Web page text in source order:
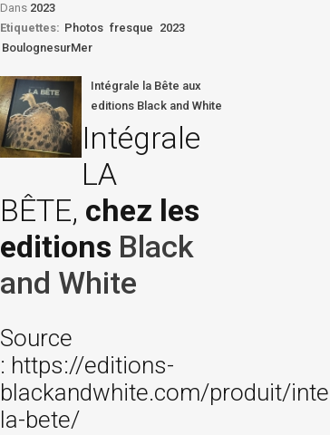
Dans 2023
Etiquettes: Photos fresque 2023
BoulognesurMer
Intégrale la Bête aux
editions Black and White
Intégrale
LA
BÊTE, chez les
editions Black
and White
Source
: https://editions-
blackandwhite.com/produit/
la-bete/